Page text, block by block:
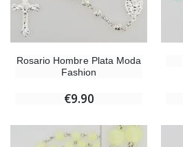
Rosario Hombre Plata Moda
Fashion
€9.90